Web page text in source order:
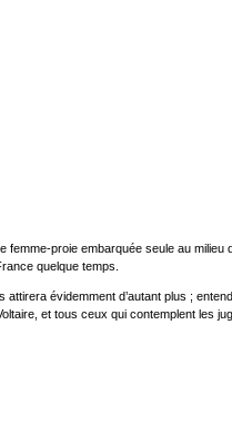
femme-proie embarquée seule au
quelque temps.
évidemment d’autant plus ;
et tous ceux qui contemplent les